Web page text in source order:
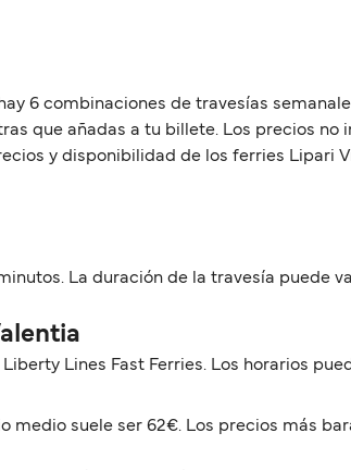
6 combinaciones de travesías
que añadas a tu billete. Los precios no
y disponibilidad de los ferries Lipari
La duración de la travesía puede
Lines Fast Ferries. Los horarios
medio suele ser 62€. Los precios más